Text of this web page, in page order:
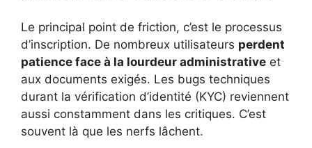
Le principal point de friction, c’est le processus
d’inscription. De nombreux utilisateurs perdent
patience face à la lourdeur administrative et
aux documents exigés. Les bugs techniques
durant la vérification d’identité (KYC) reviennent
aussi constamment dans les critiques. C’est
souvent là que les nerfs lâchent.